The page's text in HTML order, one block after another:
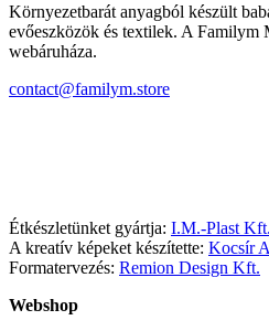
Környezetbarát anyagból készült
evőeszközök és textilek. A Familym
webáruháza.
contact@familym.store
Étkészletünket gyártja: I.M.-Plast Kft.
A kreatív képeket készítette: Kocsír
Formatervezés: Remion Design Kft.
Webshop